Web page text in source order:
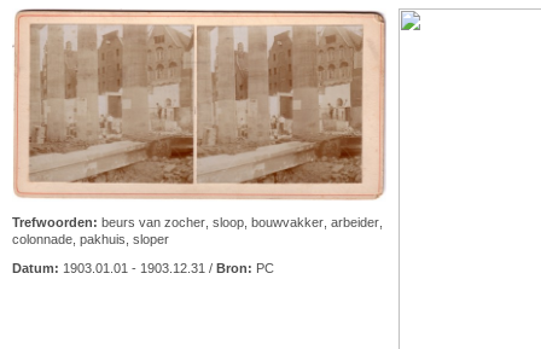
Trefwoorden: beurs van zocher sloop bouwvakker arbeider
colonnade pakhuis sloper
Datum: 1903.01.01 - 1903.12.31 / Bron: PC